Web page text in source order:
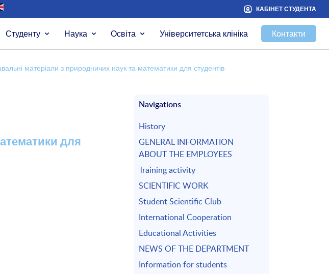
КАБІНЕТ СТУДЕНТА
Студенту Наука Освіта Університетська клініка Контакти
матеріали з природничих наук та математики для студентів
для
Navigations
History
GENERAL INFORMATION
ABOUT THE EMPLOYEES
Training activity
SCIENTIFIC WORK
Student Scientific Club
International Cooperation
Educational Activities
NEWS OF THE DEPARTMENT
Information for students